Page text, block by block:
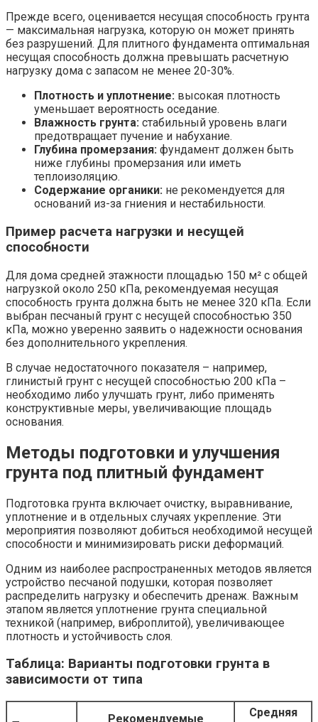
Прежде всего, оценивается несущая способность грунта
— максимальная нагрузка, которую он может принять
без разрушений. Для плитного фундамента оптимальная
несущая способность должна превышать расчетную
нагрузку дома с запасом не менее 20-30%.
Плотность и уплотнение: высокая плотность
уменьшает вероятность оседание.
Влажность грунта: стабильный уровень влаги
предотвращает пучение и набухание.
Глубина промерзания: фундамент должен быть
ниже глубины промерзания или иметь
теплоизоляцию.
Содержание органики: не рекомендуется для
оснований из-за гниения и нестабильности.
Пример расчета нагрузки и несущей
способности
Для дома средней этажности площадью 150 м² с общей
нагрузкой около 250 кПа, рекомендуемая несущая
способность грунта должна быть не менее 320 кПа. Если
выбран песчаный грунт с несущей способностью 350
кПа, можно уверенно заявить о надежности основания
без дополнительного укрепления.
В случае недостаточного показателя – например,
глинистый грунт с несущей способностью 200 кПа –
необходимо либо улучшать грунт, либо применять
конструктивные меры, увеличивающие площадь
основания.
Методы подготовки и улучшения
грунта под плитный фундамент
Подготовка грунта включает очистку, выравнивание,
уплотнение и в отдельных случаях укрепление. Эти
мероприятия позволяют добиться необходимой несущей
способности и минимизировать риски деформаций.
Одним из наиболее распространенных методов является
устройство песчаной подушки, которая позволяет
распределить нагрузку и обеспечить дренаж. Важным
этапом является уплотнение грунта специальной
техникой (например, виброплитой), увеличивающее
плотность и устойчивость слоя.
Таблица: Варианты подготовки грунта в
зависимости от типа
Рекомендуемые
Средняя